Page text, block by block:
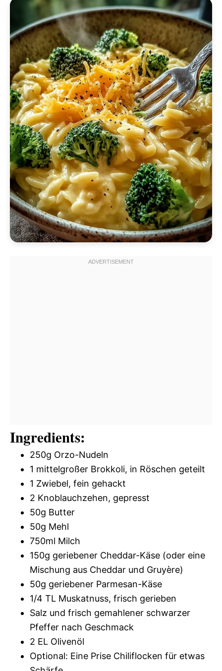
Ingredients:
250g Orzo-Nudeln
1 mittelgroßer Brokkoli, in Röschen geteilt
1 Zwiebel, fein gehackt
2 Knoblauchzehen, gepresst
50g Butter
50g Mehl
750ml Milch
150g geriebener Cheddar-Käse (oder eine
Mischung aus Cheddar und Gruyère)
50g geriebener Parmesan-Käse
1/4 TL Muskatnuss, frisch gerieben
Salz und frisch gemahlener schwarzer
Pfeffer nach Geschmack
2 EL Olivenöl
Optional: Eine Prise Chiliflocken für etwas